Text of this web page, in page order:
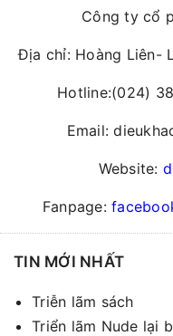
Công ty cổ
Địa chỉ: Hoàng Liên-
Hotline:(024)
Email:
Website:
Fanpage:
TIN MỚI NHẤT
Triễn lãm sách
Triển lãm Nude lại